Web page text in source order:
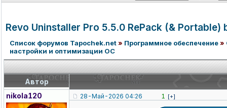
Revo Uninstaller Pro 5.5.0 RePack (& Portable)
Список форумов Tapochek.net» Программное обеспечение»
настройки и оптимизации ОС
Автор
nikola120
28-Май-2026 04:26 1 [+]